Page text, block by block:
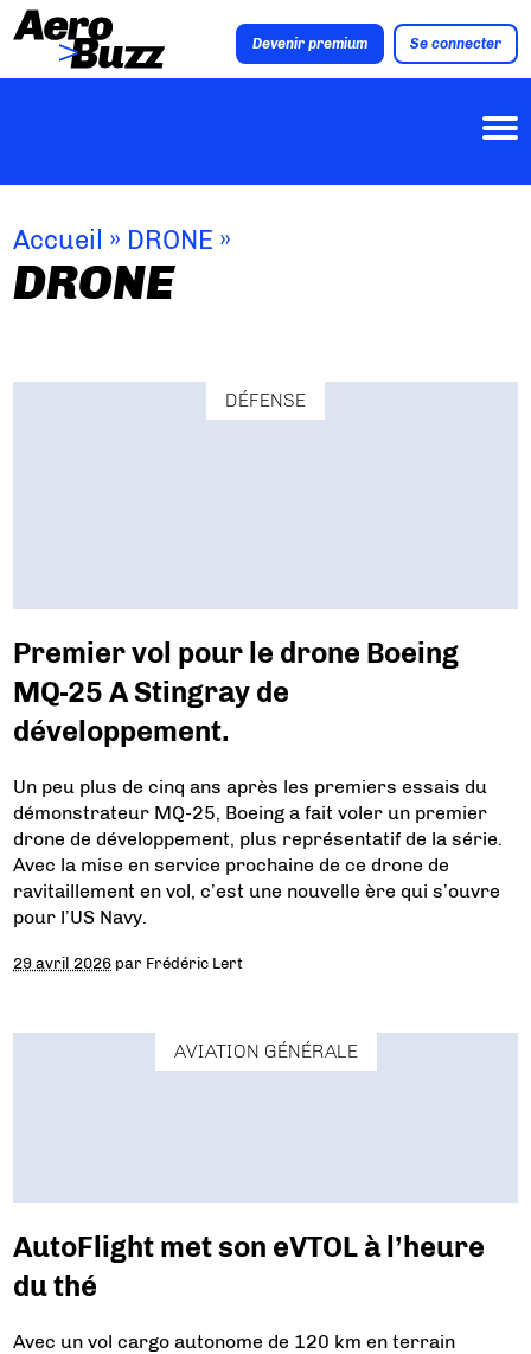
Devenir premium Se connecter
Accueil » DRONE »
DRONE
DÉFENSE
Premier vol pour le drone Boeing
MQ-25 A Stingray de
développement.
Un peu plus de cinq ans après les premiers essais du
démonstrateur MQ-25, Boeing a fait voler un premier
drone de développement, plus représentatif de la série.
Avec la mise en service prochaine de ce drone de
ravitaillement en vol, c’est une nouvelle ère qui s’ouvre
pour l’US Navy.
29 avril 2026 par Frédéric Lert
AVIATION GÉNÉRALE
AutoFlight met son eVTOL à l’heure
du thé
Avec un vol cargo autonome de 120 km en terrain